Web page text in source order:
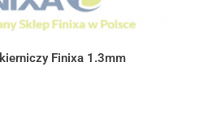
Finixa 1.3mm